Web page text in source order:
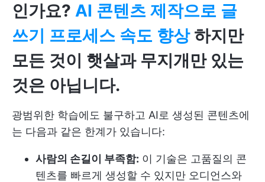
인가요? AI 콘텐츠 제작으로 글
쓰기 프로세스 속도 향상하지만
모든 것이 햇살과 무지개만 있는
것은 아닙니다.
광범위한 학습에도 불구하고 AI로 생성된 콘텐츠에
는 다음과 같은 한계가 있습니다:
사람의 손길이 부족함: 이 기술은 고품질의 콘
텐츠를 빠르게 생성할 수 있지만 오디언스와